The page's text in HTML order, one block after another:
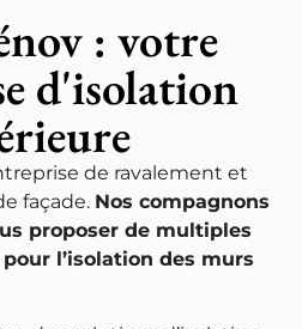
: votre
d'isolation
de ravalement et
façade. Nos compagnons
proposer de multiples
l’isolation des murs